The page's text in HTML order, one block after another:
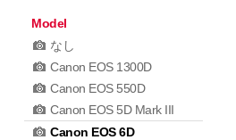
Model
なし
Canon EOS 1300D
Canon EOS 550D
Canon EOS 5D Mark III
Canon EOS 6D